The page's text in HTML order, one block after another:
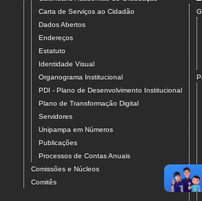
Carta de Serviços ao Cidadão
Dados Abertos
Endereços
Estatuto
Identidade Visual
Organograma Institucional
PDI - Plano de Desenvolvimento Institucional
Plano de Transformação Digital
Servidores
Unipampa em Números
Publicações
Processos de Contas Anuais
Comissões e Núcleos
Comitês